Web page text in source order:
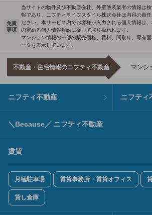
免責
事項
当サイトの物件及び不動産会社、外壁塗装業者の情報は
報であり、ニフティライフスタイル株式会社は内容の責
ださい。本サービス内でお客様が入力される個人情報は
の定める個人情報規約に従って取り扱われます。
マンション情報の一部の販売価格、賃料、間取り、専有
ータを表示しています。
不動産・住宅情報のニフティ不動産 マンシ
ニフティ不動産 ニフティ
＼Because／ ニフティ不動産
賃貸
月極駐車場 賃貸事務所・賃貸オフィス
貸し倉庫